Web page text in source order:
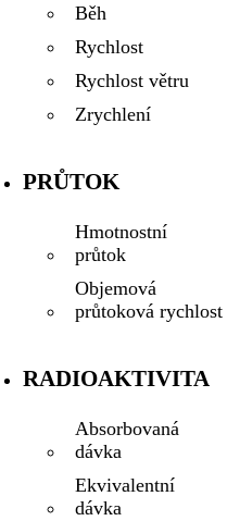
Běh
Rychlost
Rychlost větru
Zrychlení
PRŮTOK
Hmotnostní
průtok
Objemová
průtoková rychlost
RADIOAKTIVITA
Absorbovaná
dávka
Ekvivalentní
dávka